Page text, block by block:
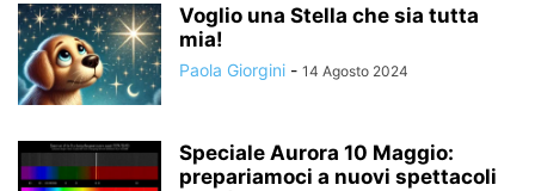
Voglio una Stella che sia tutta
mia!
Paola Giorgini - 14 Agosto 2024
Speciale Aurora 10 Maggio:
prepariamoci a nuovi spettacoli